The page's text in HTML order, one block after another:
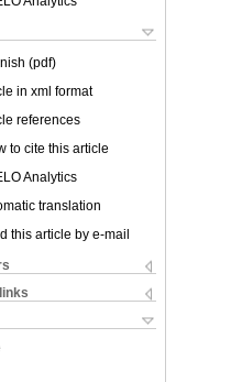
(pdf)
in xml format
references
to cite this article
Analytics
translation
this article by e-mail